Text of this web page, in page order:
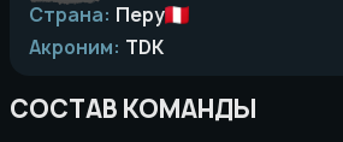
Страна: Перу
Акроним: TDK
СОСТАВ КОМАНДЫ